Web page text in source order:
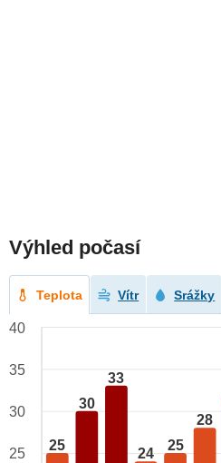
Výhled počasí
Teplota Vítr Srážky
25
30
33
24
25
28
40
35
30
25